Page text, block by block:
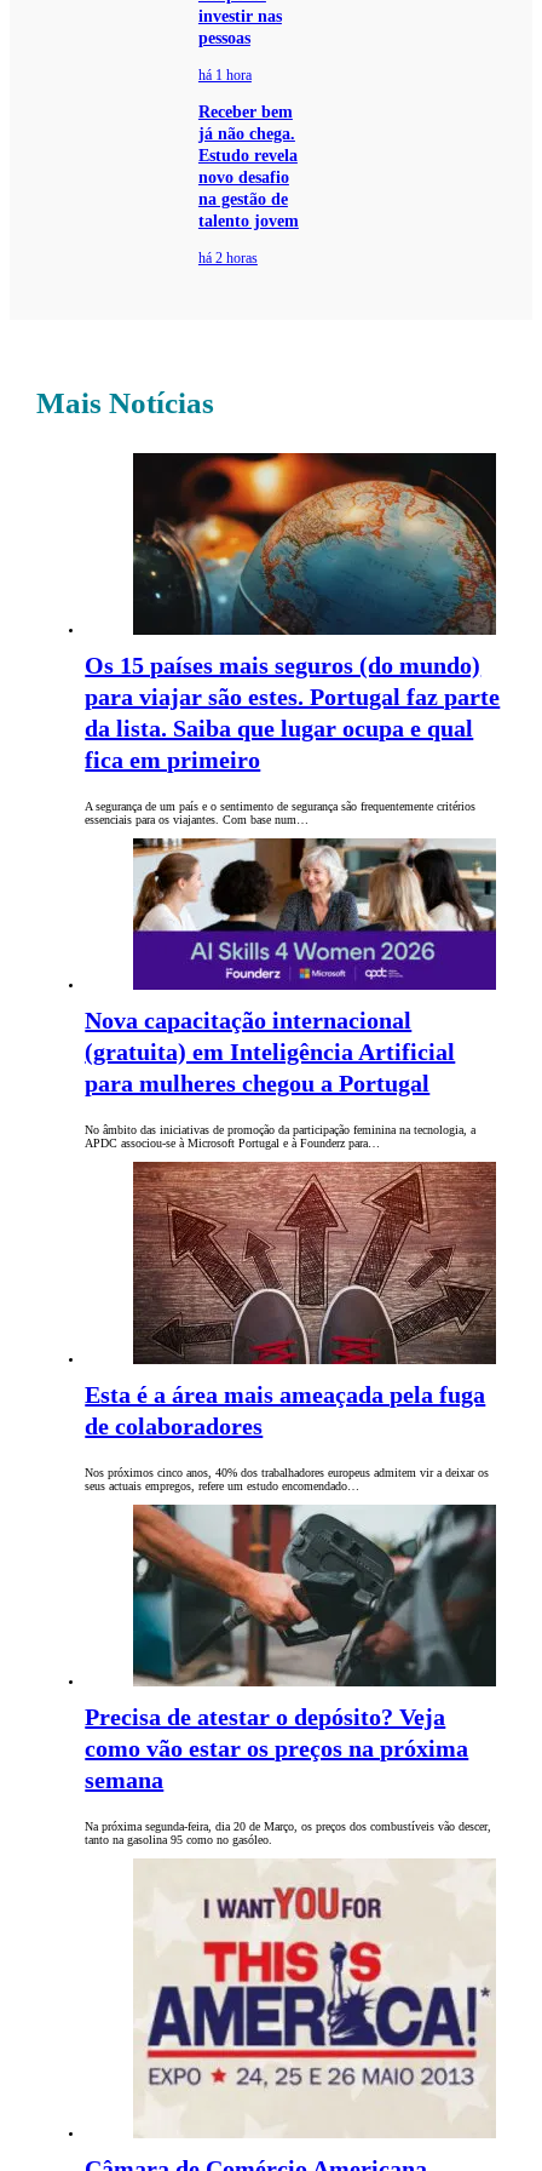
investir nas
pessoas
há 1 hora
Receber bem
já não chega.
Estudo revela
novo desafio
na gestão de
talento jovem
há 2 horas
Mais Notícias
Os 15 países mais seguros (do mundo)
para viajar são estes. Portugal faz parte
da lista. Saiba que lugar ocupa e qual
fica em primeiro
A segurança de um país e o sentimento de segurança são frequentemente critérios
essenciais para os viajantes. Com base num…
Nova capacitação internacional
(gratuita) em Inteligência Artificial
para mulheres chegou a Portugal
No âmbito das iniciativas de promoção da participação feminina na tecnologia, a
APDC associou-se à Microsoft Portugal e à Founderz para…
Esta é a área mais ameaçada pela fuga
de colaboradores
Nos próximos cinco anos, 40% dos trabalhadores europeus admitem vir a deixar os
seus actuais empregos, refere um estudo encomendado…
Precisa de atestar o depósito? Veja
como vão estar os preços na próxima
semana
Na próxima segunda-feira, dia 20 de Março, os preços dos combustíveis vão descer,
tanto na gasolina 95 como no gasóleo.